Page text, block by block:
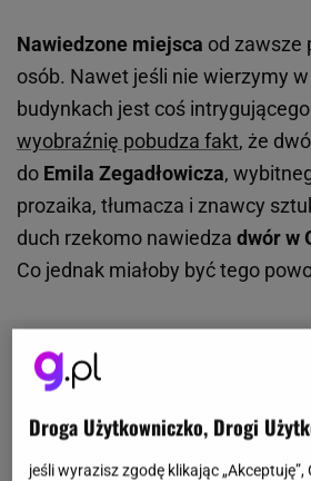
Nawiedzone miejsca od zawsze
osób. Nawet jeśli nie wierzymy
budynkach jest coś
wyobraźnię pobudza fakt, że
do Emila Zegadłowicza,
prozaika, tłumacza i znawcy
duch rzekomo nawiedza dwór w
Co jednak miałoby być tego
Droga Użytkowniczko, Drogi
jeśli wyrazisz zgodę klikając